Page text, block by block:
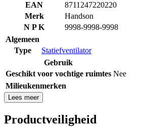
EAN
8711247220220
Merk
Handson
N P K
9998-9998-9998
Algemeen
Type
Statiefventilator
Gebruik
Geschikt voor vochtige ruimtes Nee
Milieukenmerken
Lees meer
Productveiligheid